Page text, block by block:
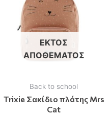
ΕΚΤΌΣ
ΑΠΟΘΈΜΑΤΟΣ
Back to school
Trixie Σακίδιο πλάτης Mrs
Cat